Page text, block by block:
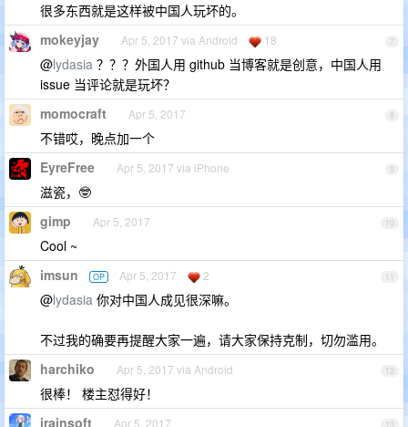
很多东西就是这样被中国人玩坏的。
7
mokeyjay Apr 5, 2017 via Android 18
@lydasia ？？？外国人用 github 当博客就是创意，中国人用
issue 当评论就是玩坏？
8
momocraft Apr 5, 2017
不错哎，晚点加一个
9
EyreFree Apr 5, 2017 via iPhone
滋瓷，🤓
10
gimp Apr 5, 2017
Cool ~
11
imsun OP Apr 5, 2017 2
@lydasia 你对中国人成见很深嘛。
不过我的确要再提醒大家一遍，请大家保持克制，切勿滥用。
12
harchiko Apr 5, 2017 via Android
很棒！ 楼主怼得好！
irainsoft Apr 5, 2017